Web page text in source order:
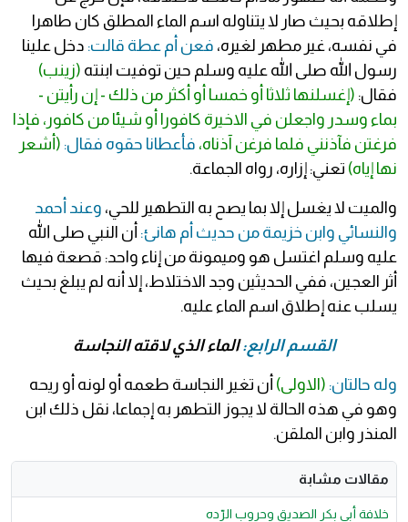
إطلاقه بحيث صار لا يتناوله اسم الماء المطلق كان طاهرا
في نفسه، غير مطهر لغيره، فعن أم عطة قالت: دخل علينا
رسول الله صلى الله عليه وسلم حين توفيت ابنته (زينب)
فقال: (إغسلنها ثلاثا أو خمسا أو أكثر من ذلك - إن رأيتن -
بماء وسدر واجعلن في الاخيرة كافورا أو شيئا من كافور، فإذا
فرغتن فآذنني فلما فرغن آذناه، فأعطانا حقوه فقال: (أشعر
نها إياه) تعني: إزاره، رواه الجماعة.
والميت لا يغسل إلا بما يصح به التطهير للحي، وعند أحمد
والنسائي وابن خزيمة من حديث أم هانئ: أن النبي صلى الله
عليه وسلم اغتسل هو وميمونة من إناء واحد: قصعة فيها
أثر العجين، ففي الحديثين وجد الاختلاط، إلا أنه لم يبلغ بحيث
يسلب عنه إطلاق اسم الماء عليه.
القسم الرابع:الماء الذي لاقته النجاسة
وله حالتان: (الاولى) أن تغير النجاسة طعمه أو لونه أو ريحه
وهو في هذه الحالة لا يجوز التطهر به إجماعا، نقل ذلك ابن
المنذر وابن الملقن.
مقالات مشابة
خلافة أبي بكر الصديق وحروب الرّده